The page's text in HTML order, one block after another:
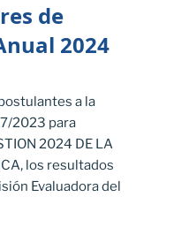
de
2024
a la
2023 para
2024 DE LA
los resultados
Evaluadora del